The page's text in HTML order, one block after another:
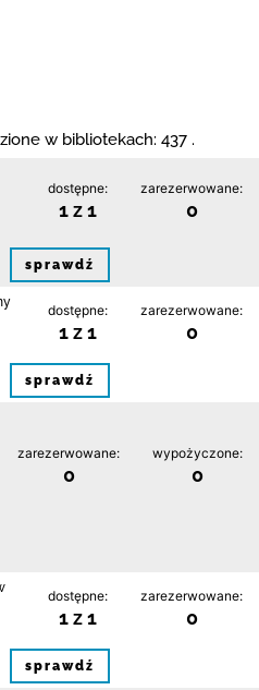
w bibliotekach: 437 .
dostępne:
1 z 1
zarezerwowane:
0
sprawdź
dostępne:
1 z 1
zarezerwowane:
0
sprawdź
zarezerwowane:
0
wypożyczone:
0
dostępne:
1 z 1
zarezerwowane:
0
sprawdź